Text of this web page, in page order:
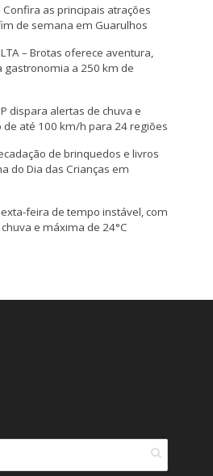
Confira as principais atrações
de semana em Guarulhos
– Brotas oferece aventura,
gastronomia a 250 km de
dispara alertas de chuva e
de até 100 km/h para 24 regiões
de brinquedos e livros
do Dia das Crianças em
feira de tempo instável, com
e máxima de 24°C